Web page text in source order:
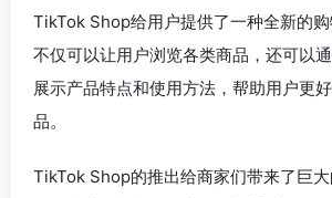
TikTok Shop给用户提供了一种全新的
不仅可以让用户浏览各类商品，还可以
展示产品特点和使用方法，帮助用户更
品。
TikTok Shop的推出给商家们带来了巨